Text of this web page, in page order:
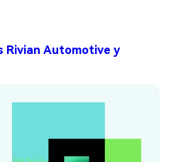
Rivian Automotive y